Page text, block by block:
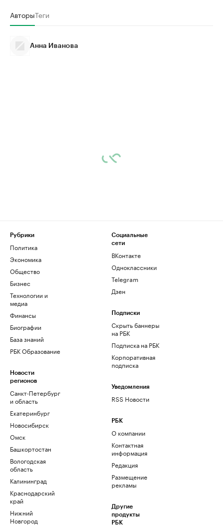
АвторыТеги
Анна Иванова
Рубрики
Политика
Экономика
Общество
Бизнес
Технологии и
медиа
Финансы
Биографии
База знаний
РБК Образование
Новости
регионов
Санкт-Петербург
и область
Екатеринбург
Новосибирск
Омск
Башкортостан
Вологодская
область
Калининград
Краснодарский
край
Нижний
Новгород
Социальные
сети
ВКонтакте
Одноклассники
Telegram
Дзен
Подписки
Скрыть баннеры
на РБК
Подписка на РБК
Корпоративная
подписка
Уведомления
RSS Новости
РБК
О компании
Контактная
информация
Редакция
Размещение
рекламы
Другие
продукты
РБК